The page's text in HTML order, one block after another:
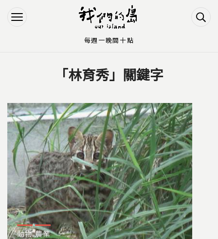
Jump to Navigation
Jump to Main content
「林育秀」關鍵字
動物 農業
每週一晚間十點